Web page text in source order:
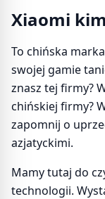
Xiaomi
To chińska
swojej gamie
znasz tej firmy?
chińskiej firmy?
zapomnij o
azjatyckimi.
Mamy tutaj do
technologii.